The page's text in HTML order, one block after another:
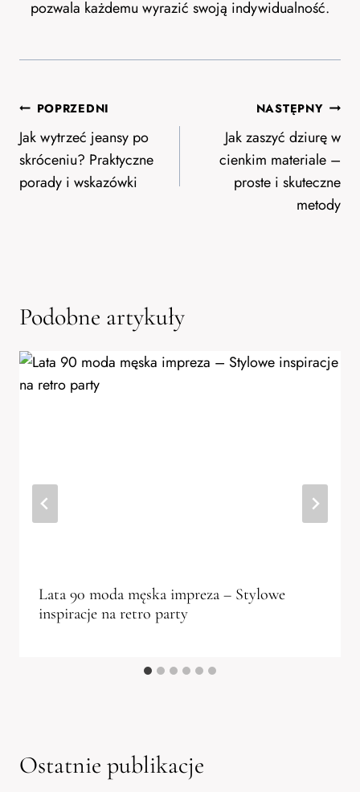
pozwala każdemu wyrazić swoją indywidualność.
Nawigacja
wpisu
POPRZEDNI
Jak wytrzeć jeansy po
skróceniu? Praktyczne
porady i wskazówki
NASTĘPNY
Jak zaszyć dziurę w
cienkim materiale –
proste i skuteczne
metody
Podobne artykuły
Lata 90 moda męska impreza – Stylowe
inspiracje na retro party
Ostatnie publikacje